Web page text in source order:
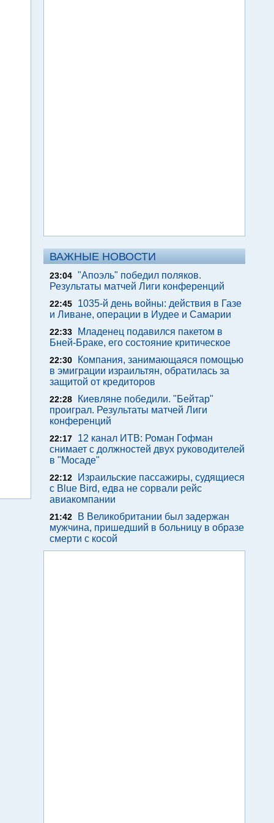
ВАЖНЫЕ НОВОСТИ
23:04 "Апоэль" победил поляков.
Результаты матчей Лиги конференций
22:45
1035-й день войны: действия в Газе
и Ливане, операции в Иудее и Самарии
22:33
Младенец подавился пакетом в
Бней-Браке, его состояние критическое
22:30
Компания, занимающаяся помощью
в эмиграции израильтян, обратилась за
защитой от кредиторов
22:28
Киевляне победили. "Бейтар"
проиграл. Результаты матчей Лиги
конференций
22:17
12 канал ИТВ: Роман Гофман
снимает с должностей двух руководителей
в "Мосаде"
22:12
Израильские пассажиры, судящиеся
с Blue Bird, едва не сорвали рейс
авиакомпании
21:42
В Великобритании был задержан
мужчина, пришедший в больницу в образе
смерти с косой